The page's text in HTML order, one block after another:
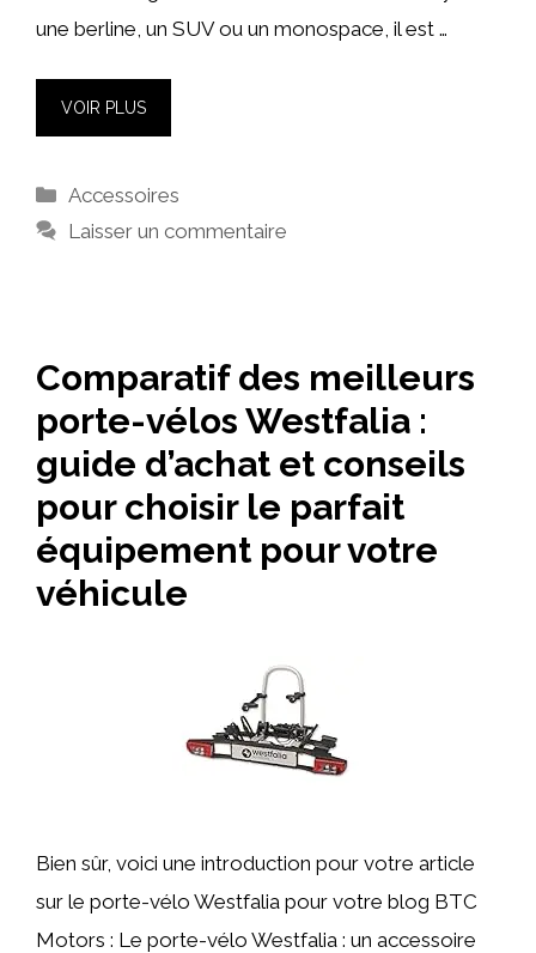
une berline, un SUV ou un monospace, il est …
VOIR PLUS
Catégories
Accessoires
Laisser un commentaire
Comparatif des meilleurs
porte-vélos Westfalia :
guide d’achat et conseils
pour choisir le parfait
équipement pour votre
véhicule
Bien sûr, voici une introduction pour votre article
sur le porte-vélo Westfalia pour votre blog BTC
Motors : Le porte-vélo Westfalia : un accessoire